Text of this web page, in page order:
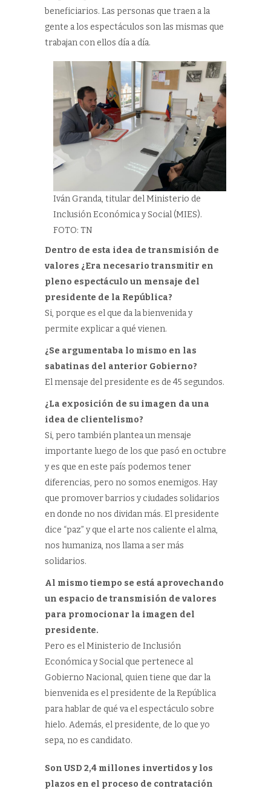
beneficiarios. Las personas que traen a la
gente a los espectáculos son las mismas que
trabajan con ellos día a día.
Iván Granda, titular del Ministerio de
Inclusión Económica y Social (MIES).
FOTO: TN
Dentro de esta idea de transmisión de
valores ¿Era necesario transmitir en
pleno espectáculo un mensaje del
presidente de la República?
Si, porque es el que da la bienvenida y
permite explicar a qué vienen.
¿Se argumentaba lo mismo en las
sabatinas del anterior Gobierno?
El mensaje del presidente es de 45 segundos.
¿La exposición de su imagen da una
idea de clientelismo?
Si, pero también plantea un mensaje
importante luego de los que pasó en octubre
y es que en este país podemos tener
diferencias, pero no somos enemigos. Hay
que promover barrios y ciudades solidarios
en donde no nos dividan más. El presidente
dice “paz” y que el arte nos caliente el alma,
nos humaniza, nos llama a ser más
solidarios.
Al mismo tiempo se está aprovechando
un espacio de transmisión de valores
para promocionar la imagen del
presidente.
Pero es el Ministerio de Inclusión
Económica y Social que pertenece al
Gobierno Nacional, quien tiene que dar la
bienvenida es el presidente de la República
para hablar de qué va el espectáculo sobre
hielo. Además, el presidente, de lo que yo
sepa, no es candidato.
Son USD 2,4 millones invertidos y los
plazos en el proceso de contratación